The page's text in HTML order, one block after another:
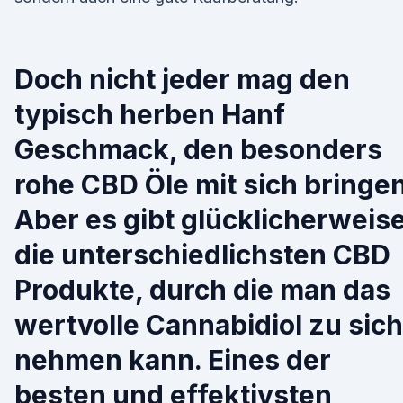
Doch nicht jeder mag den
typisch herben Hanf
Geschmack, den besonders
rohe CBD Öle mit sich
Aber es gibt
die unterschiedlichsten CBD
Produkte, durch die man das
wertvolle Cannabidiol zu sich
nehmen kann. Eines der
besten und effektivsten